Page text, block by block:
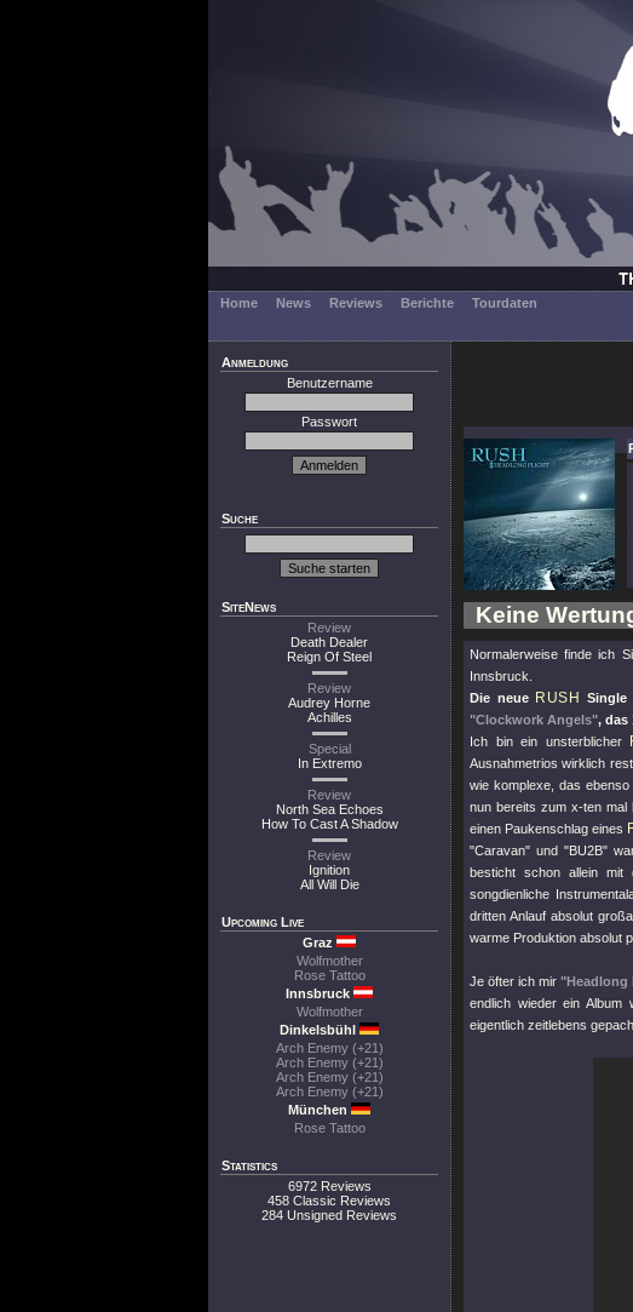
Home News Reviews Berichte
Tourdaten
Anmeldung
Benutzername
Passwort
Suche
SiteNews
Review
Death Dealer
Reign Of Steel
Review
Audrey Horne
Achilles
Special
In Extremo
Review
North Sea Echoes
How To Cast A Shadow
Review
Ignition
All Will Die
Upcoming Live
Graz
Wolfmother
Rose Tattoo
Innsbruck
Wolfmother
Dinkelsbühl
Arch Enemy (+21)
Arch Enemy (+21)
Arch Enemy (+21)
Arch Enemy (+21)
München
Rose Tattoo
Statistics
6972 Reviews
458 Classic Reviews
284 Unsigned Reviews
Keine
Normalerweise finde ich
Innsbruck.
Die neue RUSH
Single
"Clockwork Angels", das
Ich bin ein unsterblicher
Ausnahmetrios wirklich
wie komplexe, das
nun bereits zum x-ten mal
einen Paukenschlag eines
"Caravan" und"BU2B"
besticht schon allein mit
songdienliche
dritten Anlauf absolut
warme Produktion absolut
Je öfter ich mir"Headlong
endlich wieder ein Album
eigentlich zeitlebens